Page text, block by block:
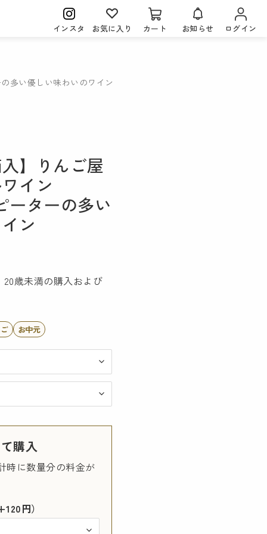
インスタ お気に入り カート お知らせ ログイン
多い優しい味わいのワイン
】りんご屋
イン
ーターの多い
ン
歳未満の購入および
お中元
購入
時に数量分の料金が
円）